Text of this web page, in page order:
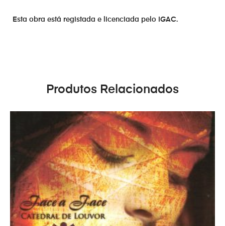
Esta obra está registada e licenciada pelo IGAC.
Produtos Relacionados